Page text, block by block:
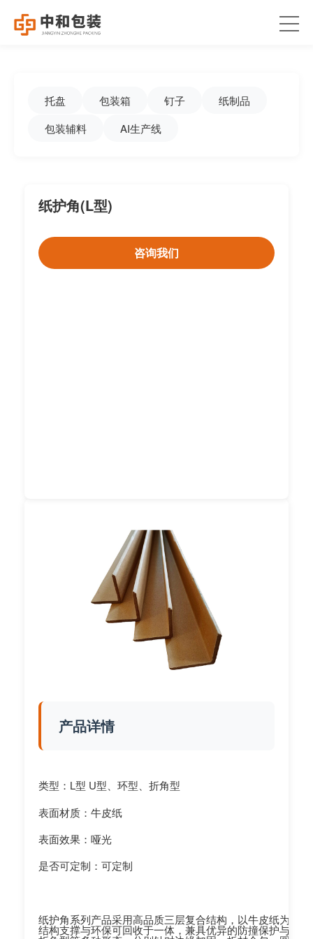
托盘 包装箱 钉子
纸制品
包装辅料
AI生产线
产品详情
类型：L型 U型、环型、折角型
表面材质：牛皮纸
表面效果：哑光
是否可定制：可定制
纸护角系列产品采用高品质三层复合结构，以牛皮纸为表
结构支撑与环保可回收于一体，兼具优异的防撞保护与边
纸护角(L型)
咨询我们